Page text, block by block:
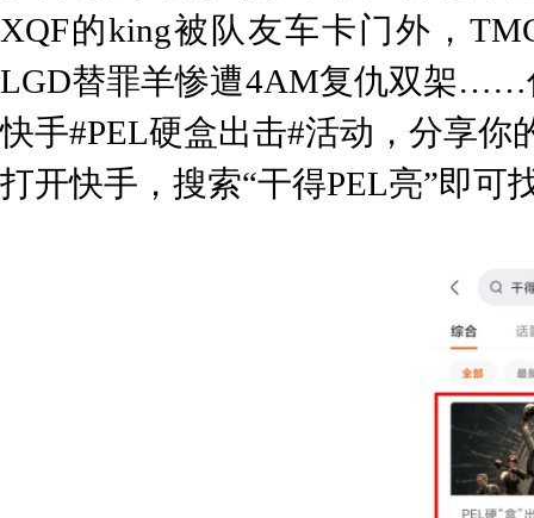
XQF的king被队友车卡门外，
LGD替罪羊惨遭4AM复仇双架……
快手#PEL硬盒出击#活动，分享你
打开快手，搜索“干得PEL亮”即可